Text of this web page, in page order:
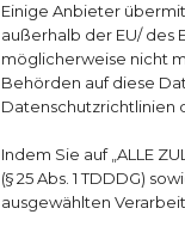
Einige Anbieter
außerhalb der EU/ des
möglicherweise nicht
Behörden auf diese
Datenschutzrichtlinien
Indem Sie auf „ALLE
(§ 25 Abs. 1 TDDDG)
ausgewählten